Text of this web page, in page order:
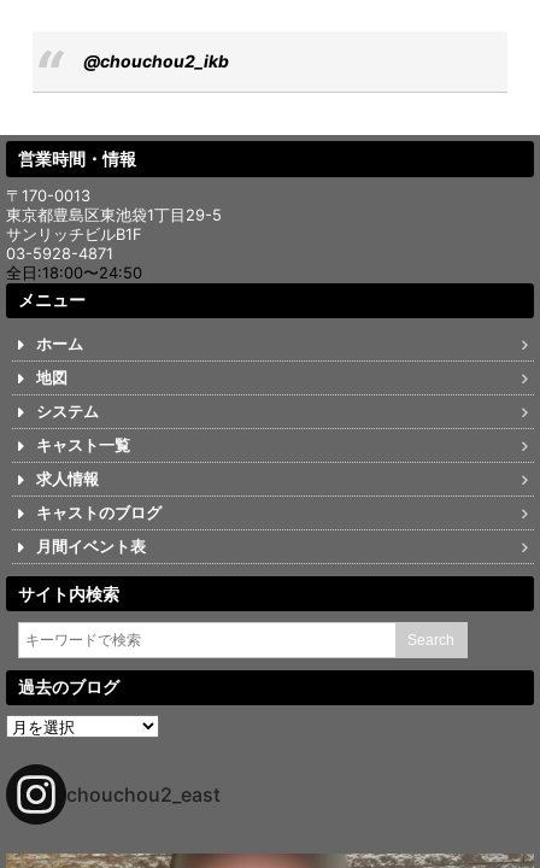
@chouchou2_ikb
営業時間・情報
〒170-0013
東京都豊島区東池袋1丁目29-5
サンリッチビルB1F
03-5928-4871
全日:18:00〜24:50
メニュー
ホーム
地図
システム
キャスト一覧
求人情報
キャストのブログ
月間イベント表
サイト内検索
過去のブログ
過
去
ブ
ロ
グ
chouchou2_east